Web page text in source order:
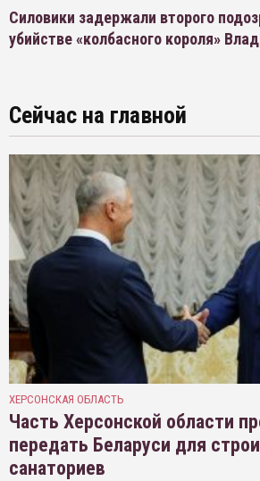
Силовики задержали второго
убийстве «колбасного короля»
Сейчас на главной
ХЕРСОНСКАЯ ОБЛАСТЬ
Часть Херсонской области
передать Беларуси для
санаториев